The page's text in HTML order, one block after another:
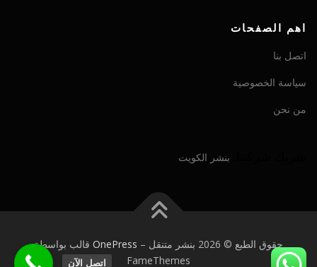
اهم الصفحات
اتصل بنا
سياسة الخصوصية
من نحن
بنشر الكويت
حقوق الطبع © 2026 بنشر متنقل –
OnePress قالب بواسطة
FameThemes
اتصل الآن